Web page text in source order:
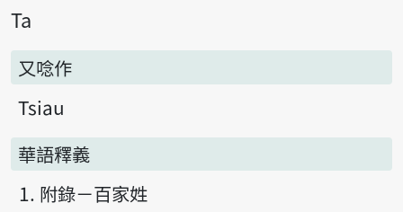
Ta
又唸作
Tsiau
華語釋義
附錄－百家姓